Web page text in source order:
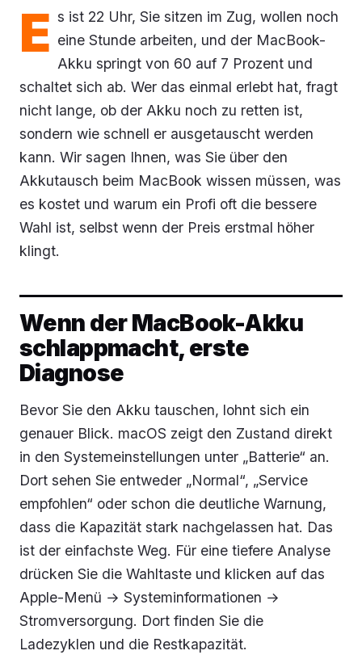
E s ist 22 Uhr, Sie sitzen im Zug, wollen noch
eine Stunde arbeiten, und der MacBook-
Akku springt von 60 auf 7 Prozent und
schaltet sich ab. Wer das einmal erlebt hat, fragt
nicht lange, ob der Akku noch zu retten ist,
sondern wie schnell er ausgetauscht werden
kann. Wir sagen Ihnen, was Sie über den
Akkutausch beim MacBook wissen müssen, was
es kostet und warum ein Profi oft die bessere
Wahl ist, selbst wenn der Preis erstmal höher
klingt.
Wenn der MacBook-Akku
schlappmacht, erste
Diagnose
Bevor Sie den Akku tauschen, lohnt sich ein
genauer Blick. macOS zeigt den Zustand direkt
in den Systemeinstellungen unter „Batterie“ an.
Dort sehen Sie entweder „Normal“, „Service
empfohlen“ oder schon die deutliche Warnung,
dass die Kapazität stark nachgelassen hat. Das
ist der einfachste Weg. Für eine tiefere Analyse
drücken Sie die Wahltaste und klicken auf das
Apple-Menü → Systeminformationen →
Stromversorgung. Dort finden Sie die
Ladezyklen und die Restkapazität.